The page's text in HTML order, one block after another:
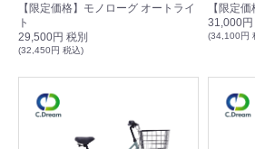
【限定価格】モノローグ オートライ
ト
29,500円 税別
(32,450円 税込)
【限定
31,000円
(34,100円